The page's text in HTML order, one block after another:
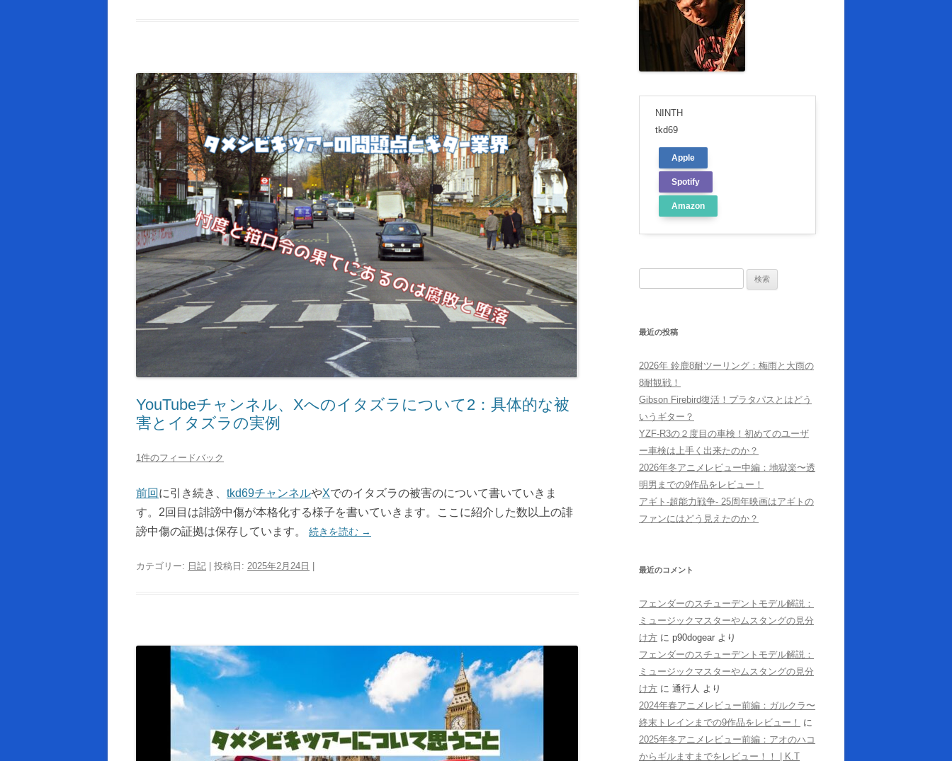
YouTubeチャンネル、Xへのイタズラについて2：具体的な被
害とイタズラの実例
1件のフィードバック
前回 に引き続き、 tkd69チャンネルやXでのイタズラの被害のについて書いていきま
す。2回目は誹謗中傷が本格化する様子を書いていきます。ここに紹介した数以上の誹
謗中傷の証拠は保存しています。
続きを読む →
カテゴリー: 日記 | 投稿日: 2025年2月24日
NINTH
tkd69
Apple
Spotify
Amazon
最近の投稿
2026年 鈴鹿8耐ツーリング：梅雨と大雨の
8耐観戦！
Gibson Firebird復活！プラタパスとはどう
いうギター？
YZF-R3の２度目の車検！初めてのユーザ
ー車検は上手く出来たのか？
2026年冬アニメレビュー中編：地獄楽〜透
明男までの9作品をレビュー！
アギト-超能力戦争- 25周年映画はアギトの
ファンにはどう見えたのか？
最近のコメント
フェンダーのスチューデントモデル解説：
ミュージックマスターやムスタングの見分
け方 に p90dogear より
フェンダーのスチューデントモデル解説：
ミュージックマスターやムスタングの見分
け方 に 通行人 より
2024年春アニメレビュー前編：ガルクラ〜
終末トレインまでの9作品をレビュー！
に
2025年冬アニメレビュー前編：アオのハコ
からギルますまでをレビュー！！ | K.T